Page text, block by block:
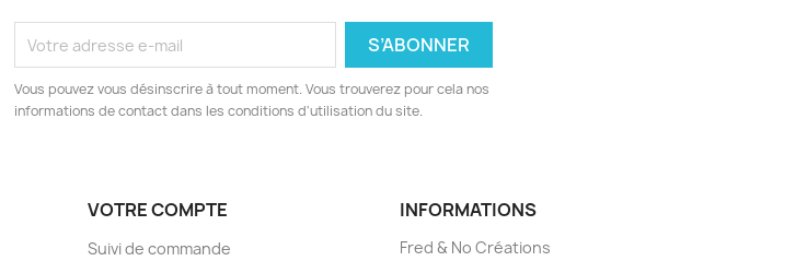
Vous pouvez vous désinscrire à tout moment. Vous trouverez pour cela nos
informations de contact dans les conditions d'utilisation du site.
VOTRE COMPTE
Suivi de commande
INFORMATIONS
Fred & No Créations